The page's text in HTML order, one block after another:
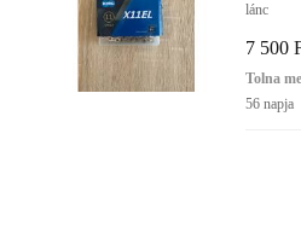
lánc
7 500
Tolna
56 napja